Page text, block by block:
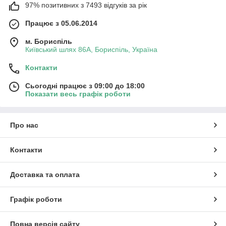
97% позитивних з 7493 відгуків за рік
Працює з 05.06.2014
м. Бориспіль
Київський шлях 86А, Бориспіль, Україна
Контакти
Сьогодні працює з 09:00 до 18:00
Показати весь графік роботи
Про нас
Контакти
Доставка та оплата
Графік роботи
Повна версія сайту